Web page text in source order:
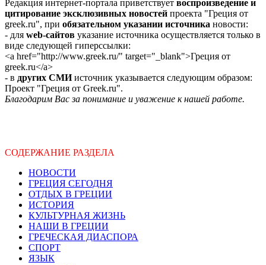
Редакция интернет-портала приветствует воспроизведение и
цитирование эксклюзивных новостей проекта "Греция от
greek.ru", при обязательном указании источника новости:
- для web-сайтов указание источника осуществляется только в
виде следующей гиперссылки:
<a href="http://www.greek.ru/" target="_blank">Греция от
greek.ru</a>
- в других СМИисточник указывается следующим образом:
Проект "Греция от Greek.ru".
Благодарим Вас за понимание и уважение к нашей работе.
СОДЕРЖАНИЕ РАЗДЕЛА
НОВОСТИ
ГРЕЦИЯ СЕГОДНЯ
ОТДЫХ В ГРЕЦИИ
ИСТОРИЯ
КУЛЬТУРНАЯ ЖИЗНЬ
НАШИ В ГРЕЦИИ
ГРЕЧЕСКАЯ ДИАСПОРА
СПОРТ
ЯЗЫК